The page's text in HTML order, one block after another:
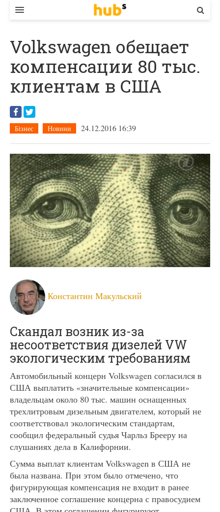
ЕКОНОМІКА
БІЗНЕС
СТАРТЕР
КОНТАКТИ
Volkswagen обещает
компенсации 80 тыс.
клиентам в США
Бізнес Новини 24.12.2016 16:39
Константин Макульский
Скандал возник из-за
несоответствия дизелей VW
экологическим требованиям
Автомобильный концерн Volkswagen согласился в
США выплатить «значительные компенсации»
владельцам около 80 тыс. машин оснащенных
трехлитровым дизельным двигателем, который не
соответствовал экологическим стандартам,
сообщил федеральный судья Чарльз Брееру на
слушаниях дела в Калифорнии.
Сумма выплат клиентам Volkswagen в США не
была названа. При этом было отмечено, что
фигурирующая компенсация не входит в ранее
заключенное соглашение концерна с правосудием